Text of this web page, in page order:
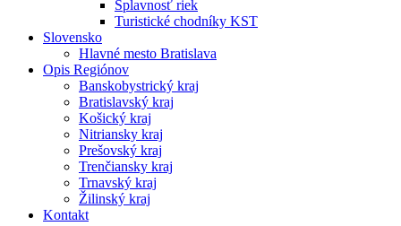
Splavnosť riek
Turistické chodníky KST
Slovensko
Hlavné mesto Bratislava
Opis Regiónov
Banskobystrický kraj
Bratislavský kraj
Košický kraj
Nitriansky kraj
Prešovský kraj
Trenčiansky kraj
Trnavský kraj
Žilinský kraj
Kontakt